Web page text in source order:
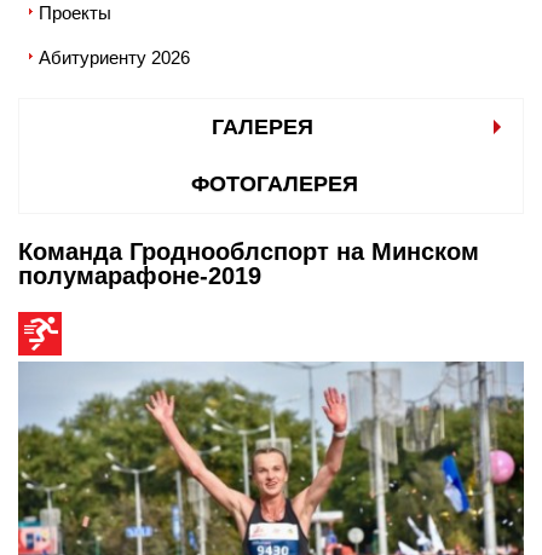
Проекты
Абитуриенту 2026
ГАЛЕРЕЯ
ФОТОГАЛЕРЕЯ
Команда Гроднооблспорт на Минском
полумарафоне-2019